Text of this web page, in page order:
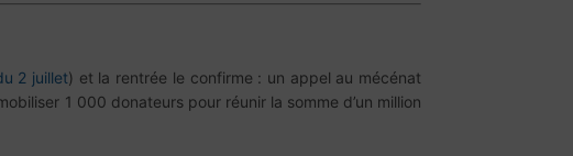
2 juillet) et la rentrée le confirme : un appel au mécénat
1 000 donateurs pour réunir la somme d’un million